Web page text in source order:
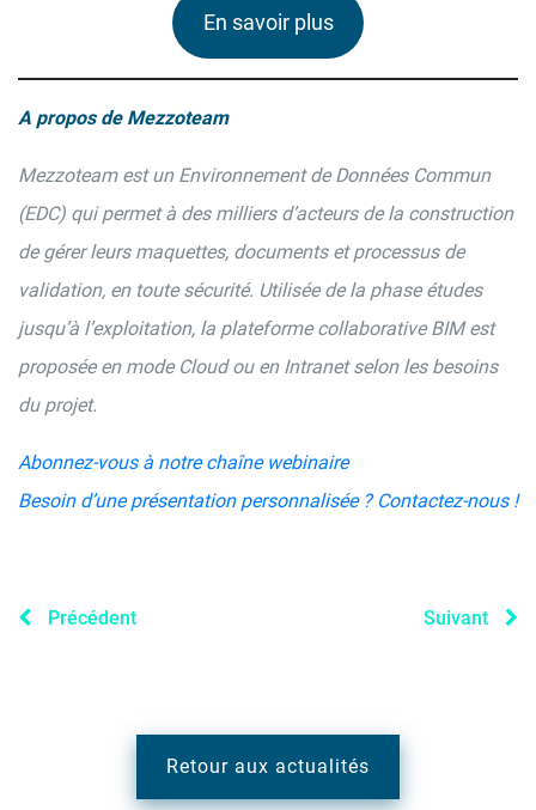
En savoir plus
A propos de Mezzoteam
Mezzoteam est un Environnement de Données Commun
(EDC) qui permet à des milliers d’acteurs de la construction
de gérer leurs maquettes, documents et processus de
validation, en toute sécurité. Utilisée de la phase études
jusqu’à l’exploitation, la plateforme collaborative BIM est
proposée en mode Cloud ou en Intranet selon les besoins
du projet.
Abonnez-vous à notre chaîne webinaire
Besoin d’une présentation personnalisée ? Contactez-nous !
Précédent Suivant
Retour aux actualités